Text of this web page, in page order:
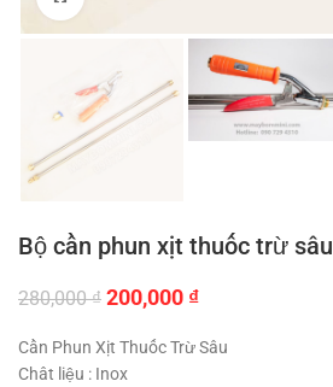
Bộ cần phun xịt thuốc trừ sâu
280,000₫ Giá
là:
280,000 ₫.
200,000 ₫Giá
tại
Cần Phun Xịt Thuốc Trừ Sâu
Chât liệu : Inox